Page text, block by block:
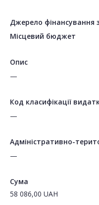
Джерело фінансування
Місцевий бюджет
Опис
—
Код класифікації
—
Адміністративно-
—
Сума
58 086,00 UAH